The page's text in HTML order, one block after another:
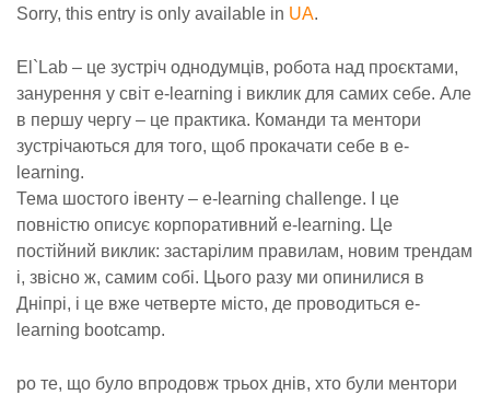
Sorry, this entry is only available in UA.
El`Lab – це зустріч однодумців, робота над проєктами,
занурення у світ e-learning і виклик для самих себе. Але
в першу чергу – це практика. Команди та ментори
зустрічаються для того, щоб прокачати себе в e-
learning.
Тема шостого івенту – e-learning challenge. І це
повністю описує корпоративний e-learning. Це
постійний виклик: застарілим правилам, новим трендам
і, звісно ж, самим собі. Цього разу ми опинилися в
Дніпрі, і це вже четверте місто, де проводиться e-
learning bootcamp.
ро те, що було впродовж трьох днів, хто були ментори